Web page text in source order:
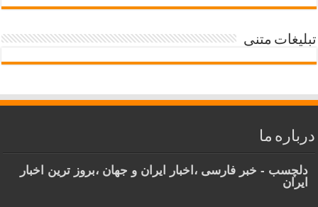
تبلیغات متنی
درباره ما
دلچسب - خبر فارسی ،اخبار ایران و جهان ،بروز ترین اخبار
ایران